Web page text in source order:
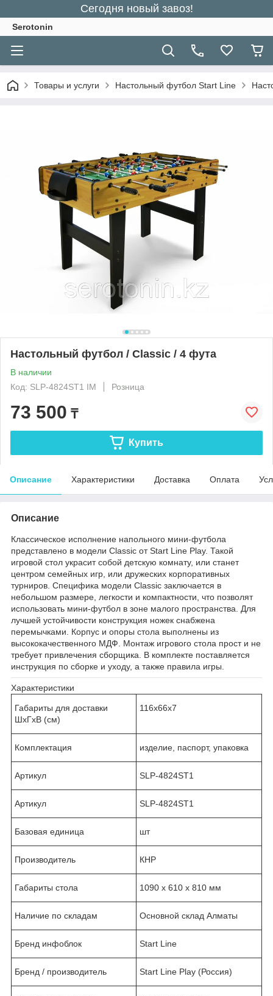
Сегодня новый завоз!
Serotonin
Товары и услуги Настольный футбол Start Line
Настольный футбол / Classic / 4 фута
В наличии
Код: SLP-4824ST1 IM
Розница
73 500 ₸
Купить
Описание Характеристики Доставка Оплата
Описание
Классическое исполнение напольного мини-футбола
представлено в модели Сlassic от Start Line Play. Такой
игровой стол украсит собой детскую комнату, или станет
центром семейных игр, или дружеских корпоративных
турниров. Специфика модели Сlassic заключается в
небольшом размере, легкости и компактности, что позволят
использовать мини-футбол в зоне малого пространства. Для
лучшей устойчивости конструкция ножек снабжена
перемычками. Корпус и опоры стола выполнены из
высококачественного МДФ. Монтаж игрового стола прост и не
требует привлечения сборщика. В комплекте поставляется
инструкция по сборке и уходу, а также правила игры.
Характеристики
Габариты для доставки
ШхГхВ (см)
116х66х7
Комплектация изделие, паспорт, упаковка
Артикул SLP-4824ST1
Артикул SLP-4824ST1
Базовая единица шт
Производитель КНР
Габариты стола 1090 x 610 x 810 мм
Наличие по складам Основной склад Алматы
Бренд инфоблок Start Line
Бренд / производитель Start Line Play (Россия)